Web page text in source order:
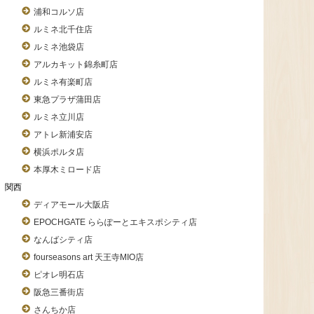
浦和コルソ店
ルミネ北千住店
ルミネ池袋店
アルカキット錦糸町店
ルミネ有楽町店
東急プラザ蒲田店
ルミネ立川店
アトレ新浦安店
横浜ポルタ店
本厚木ミロード店
関西
ディアモール大阪店
EPOCHGATE ららぽーとエキスポシティ店
なんばシティ店
fourseasons art 天王寺MIO店
ピオレ明石店
阪急三番街店
さんちか店